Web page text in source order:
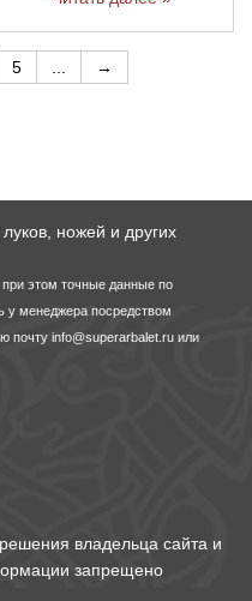
5 →
ножей и других
этом точные данные по
у менеджера посредством
почту info@superarbalet.ru или
владельца сайта и
запрещено